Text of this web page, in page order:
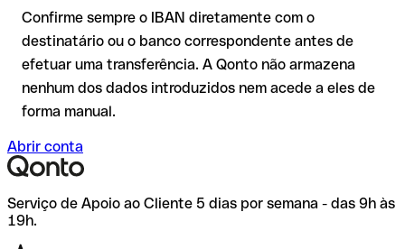
precaução é especialmente importante com montantes
elevados ou em novas relações comerciais.
Confirme sempre o IBAN diretamente com o
destinatário ou o banco correspondente antes de
efetuar uma transferência. A Qonto não armazena
nenhum dos dados introduzidos nem acede a eles de
forma manual.
Abrir conta
Serviço de Apoio ao Cliente 5 dias por semana - das 9h às
19h.